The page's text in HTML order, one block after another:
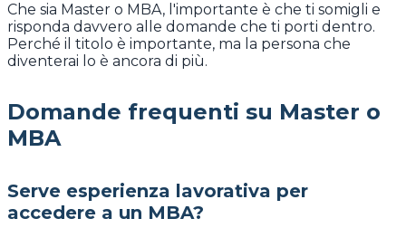
Che sia Master o MBA, l'importante è che ti somigli e
risponda davvero alle domande che ti porti dentro.
Perché il titolo è importante, ma la persona che
diventerai lo è ancora di più.
Domande frequenti su Master o
MBA
Serve esperienza lavorativa per
accedere a un MBA?